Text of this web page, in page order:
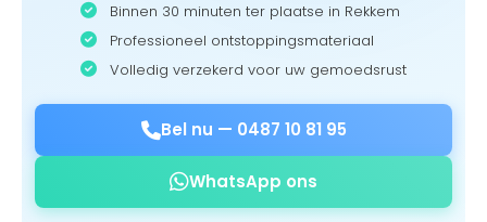
Binnen 30 minuten ter plaatse in Rekkem
Professioneel ontstoppingsmateriaal
Volledig verzekerd voor uw gemoedsrust
Bel nu — 0487 10 81 95
WhatsApp ons